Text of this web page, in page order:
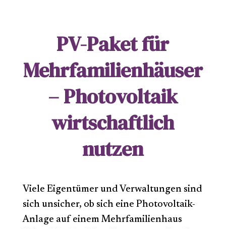
PV-Paket für
Mehrfamilienhäuser
– Photovoltaik
wirtschaftlich
nutzen
Viele Eigentümer und Verwaltungen sind
sich unsicher, ob sich eine Photovoltaik-
Anlage auf einem Mehrfamilienhaus